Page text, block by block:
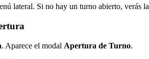
lateral. Si no hay un turno abierto, verás
. Aparece el modal Apertura de Turno.